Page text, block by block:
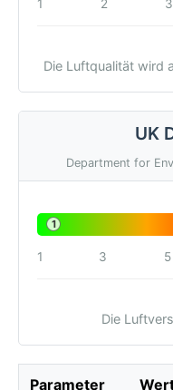
1 2 3
Die Luftqualität wird
UK
Department for
1
1 3 5
Die
Parameter